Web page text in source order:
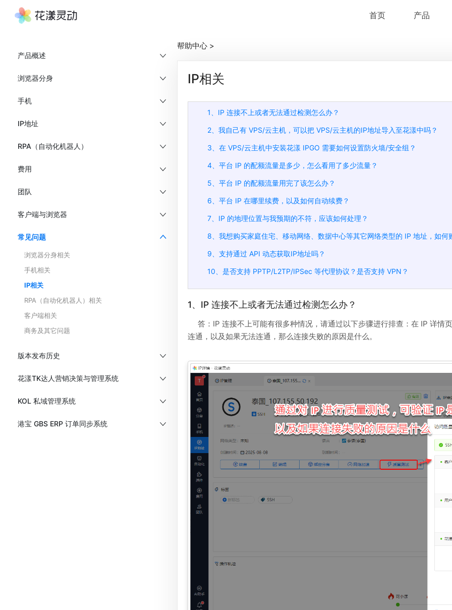
首页 产品
产品概述
浏览器分身
手机
IP地址
RPA（自动化机器人）
费用
团队
客户端与浏览器
常见问题
浏览器分身相关
手机相关
IP相关
RPA（自动化机器人）相关
客户端相关
商务及其它问题
版本发布历史
花漾TK达人营销决策与管理系统
KOL 私域管理系统
港宝 GBS ERP 订单同步系统
帮助中心 >
IP相关
1、IP 连接不上或者无法通过检测怎么办？
2、我自己有 VPS/云主机，可以把 VPS/云主机的IP地址导入至花漾中吗？
3、在 VPS/云主机中安装花漾 IPGO 需要如何设置防火墙/安全组？
4、平台 IP 的配额流量是多少，怎么看用了多少流量？
5、平台 IP 的配额流量用完了该怎么办？
6、平台 IP 在哪里续费，以及如何自动续费？
7、IP 的地理位置与我预期的不符，应该如何处理？
8、我想购买家庭住宅、移动网络、数据中心等其它网络类型的 IP 地址，如何
9、支持通过 API 动态获取IP地址吗？
10、是否支持 PPTP/L2TP/IPSec 等代理协议？是否支持 VPN？
1、IP 连接不上或者无法通过检测怎么办？
答：IP 连接不上可能有很多种情况，请通过以下步骤进行排查：在 IP 详情
连通，以及如果无法连通，那么连接失败的原因是什么。